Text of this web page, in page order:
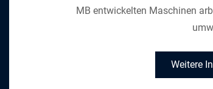
MB entwickelten Maschinen
Weitere